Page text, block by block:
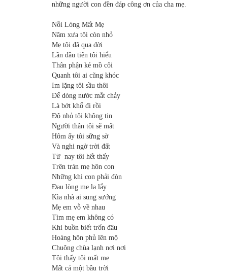
những người con đền đáp công ơn của cha mẹ.
Nỗi Lòng Mất Mẹ
Năm xưa tôi còn nhỏ
Mẹ tôi đã qua đời
Lần đầu tiên tôi hiểu
Thân phận kẻ mồ côi
Quanh tôi ai cũng khóc
Im lặng tôi sầu thôi
Để dòng nước mắt chảy
Là bớt khổ đi rồi
Độ nhỏ tôi không tin
Người thân tôi sẽ mất
Hôm ấy tôi sững sờ
Và nghi ngờ trời đất
Từ nay tôi hết thấy
Trên trán mẹ hôn con
Những khi con phải đòn
Đau lòng mẹ la lẩy
Kìa nhà ai sung sướng
Mẹ em vỗ về nhau
Tìm mẹ em không có
Khi buồn biết trốn đâu
Hoàng hôn phủ lên mộ
Chuông chùa lạnh nơi nơi
Tôi thấy tôi mất mẹ
Mất cả một bầu trời